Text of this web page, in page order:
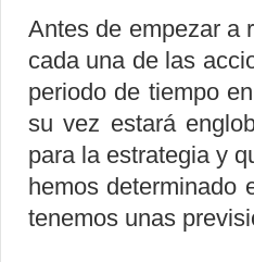
Antes de empezar a
cada una de las
periodo de tiempo
su vez estará
para la estrategia y
hemos determinado
tenemos unas